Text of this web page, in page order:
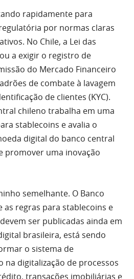
rapidamente para
por normas claras
No Chile, a Lei das
a exigir o registro de
do Mercado Financeiro
de combate à lavagem
de clientes (KYC).
chileno trabalha em uma
stablecoins e avalia o
digital do banco central
promover uma inovação
semelhante. O Banco
regras para stablecoins e
ser publicadas ainda em
brasileira, está sendo
o sistema de
na digitalização de processos
transações imobiliárias e